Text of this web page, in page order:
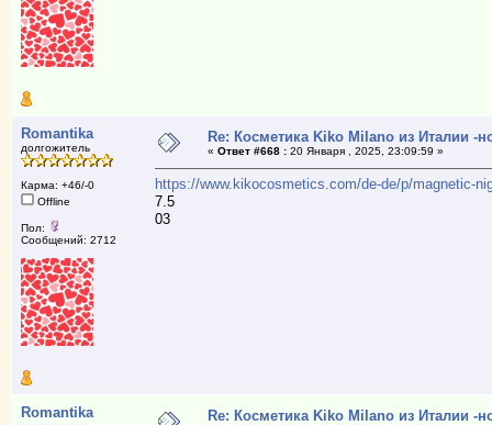
Romantika
долгожитель
Карма: +46/-0
Offline
Пол:
Сообщений: 2712
Re: Косметика Kiko Milano из Италии -
« Ответ #668 :20 Января , 2025, 23:09:59 »
https://www.kikocosmetics.com/de-de/p/magnetic-
7.5
03
Romantika Re: Косметика Kiko Milano из Италии -